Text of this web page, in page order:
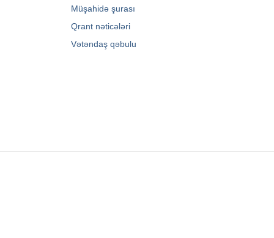
Müşahidə şurası
Qrant nəticələri
Vətəndaş qəbulu